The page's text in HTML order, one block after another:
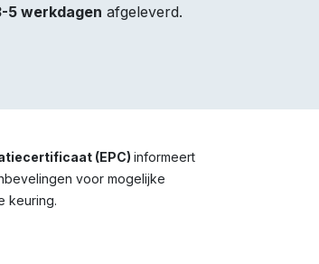
5 werkdagen afgeleverd.
(EPC) informeert
voor mogelijke
keuring.